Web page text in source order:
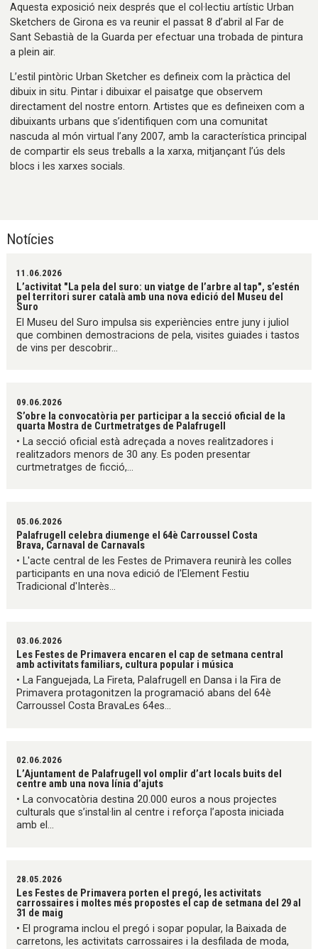
Aquesta exposició neix després que el col·lectiu artístic Urban
Sketchers de Girona es va reunir el passat 8 d’abril al Far de
Sant Sebastià de la Guarda per efectuar una trobada de pintura
a plein air.
L’estil pintòric Urban Sketcher es defineix com la pràctica del
dibuix in situ. Pintar i dibuixar el paisatge que observem
directament del nostre entorn. Artistes que es defineixen com a
dibuixants urbans que s’identifiquen com una comunitat
nascuda al món virtual l’any 2007, amb la característica principal
de compartir els seus treballs a la xarxa, mitjançant l’ús dels
blocs i les xarxes socials.
Notícies
11.06.2026
L’activitat "La pela del suro: un viatge de l’arbre al tap", s’estén
pel territori surer català amb una nova edició del Museu del
Suro
El Museu del Suro impulsa sis experiències entre juny i juliol
que combinen demostracions de pela, visites guiades i tastos
de vins per descobrir...
09.06.2026
S’obre la convocatòria per participar a la secció oficial de la
quarta Mostra de Curtmetratges de Palafrugell
• La secció oficial està adreçada a noves realitzadores i
realitzadors menors de 30 any. Es poden presentar
curtmetratges de ficció,...
05.06.2026
Palafrugell celebra diumenge el 64è Carroussel Costa
Brava, Carnaval de Carnavals
• L'acte central de les Festes de Primavera reunirà les colles
participants en una nova edició de l'Element Festiu
Tradicional d'Interès...
03.06.2026
Les Festes de Primavera encaren el cap de setmana central
amb activitats familiars, cultura popular i música
• La Fanguejada, La Fireta, Palafrugell en Dansa i la Fira de
Primavera protagonitzen la programació abans del 64è
Carroussel Costa BravaLes 64es...
02.06.2026
L’Ajuntament de Palafrugell vol omplir d’art locals buits del
centre amb una nova línia d’ajuts
• La convocatòria destina 20.000 euros a nous projectes
culturals que s’instal·lin al centre i reforça l’aposta iniciada
amb el...
28.05.2026
Les Festes de Primavera porten el pregó, les activitats
carrossaires i moltes més propostes el cap de setmana del 29 al
31 de maig
• El programa inclou el pregó i sopar popular, la Baixada de
carretons, les activitats carrossaires i la desfilada de moda,